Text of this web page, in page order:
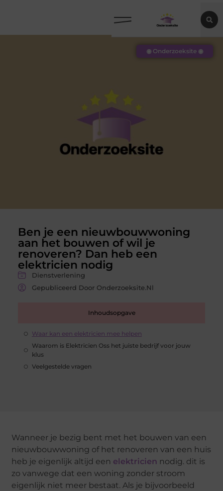
Ben je een nieuwbouwwoning
aan het bouwen of wil je
renoveren? Dan heb een
elektricien nodig
Dienstverlening
Gepubliceerd Door Onderzoeksite.nl
Inhoudsopgave
Waar kan een elektricien mee helpen
Waarom is Elektricien Oss het juiste bedrijf voor jouw
klus
Veelgestelde vragen
◉ Onderzoeksite ◉
Wanneer je bezig bent met het bouwen van een
nieuwbouwwoning of het renoveren van een huis
heb je eigenlijk altijd een elektricien nodig. dit is
zo vanwege dat een woning zonder stroom
eigenlijk niet meer bestaat. Als je bijvoorbeeld